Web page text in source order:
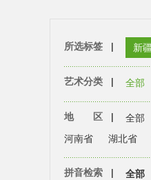
所选标签 | 新
艺术分类 | 全部
地 区 | 全部
河南省
湖北省
拼音检索 | 全部